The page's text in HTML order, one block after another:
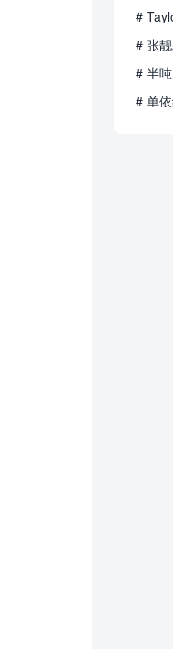
#
# 张
# 半
# 单